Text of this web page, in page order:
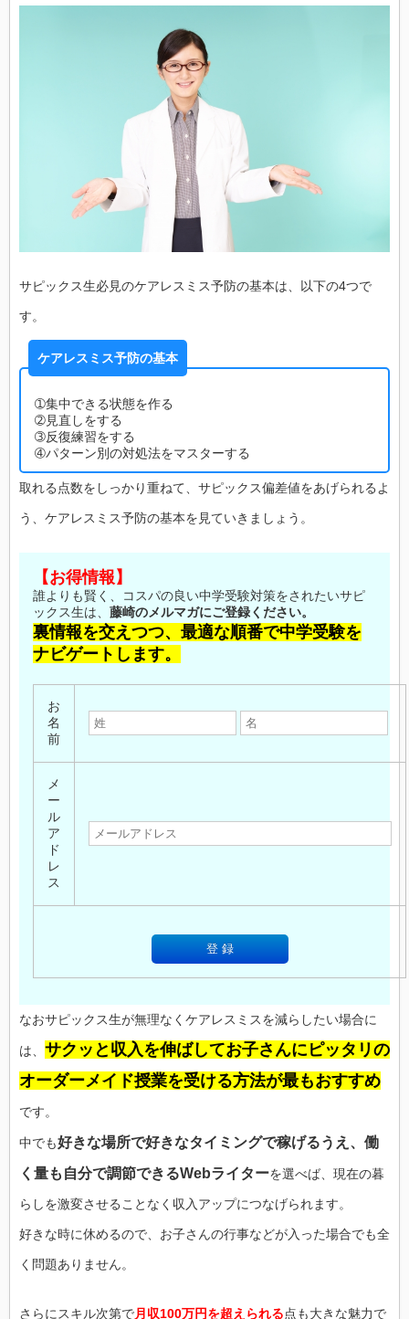
サピックス生必見のケアレスミス予防の基本は、以下の4つで
す。
ケアレスミス予防の基本
➀集中できる状態を作る
➁見直しをする
➂反復練習をする
➃パターン別の対処法をマスターする
取れる点数をしっかり重ねて、サピックス偏差値をあげられるよ
う、ケアレスミス予防の基本を見ていきましょう。
【お得情報】
誰よりも賢く、コスパの良い中学受験対策をされたいサピ
ックス生は、 藤崎のメルマガにご登録ください。
裏情報を交えつつ、最適な順番で中学受験を
ナビゲートします。
お
名
前
メ
ー
ル
ア
ド
レ
ス
なおサピックス生が無理なくケアレスミスを減らしたい場合に
は、 サクッと収入を伸ばしてお子さんにピッタリの
オーダーメイド授業を受ける方法が最もおすすめ
です。
中でも好きな場所で好きなタイミングで稼げるうえ、働
く量も自分で調節できるWebライターを選べば、現在の暮
らしを激変させることなく収入アップにつなげられます。
好きな時に休めるので、お子さんの行事などが入った場合でも全
く問題ありません。
さらにスキル次第で月収100万円を超えられる点も大きな魅力で